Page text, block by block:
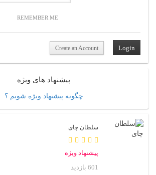
REMEMBER ME
Create an Account
پیشنهاد های ویژه
چگونه پیشنهاد ویژه شویم ؟
سلطان چای
پیشنهاد ویژه
601 بازدید